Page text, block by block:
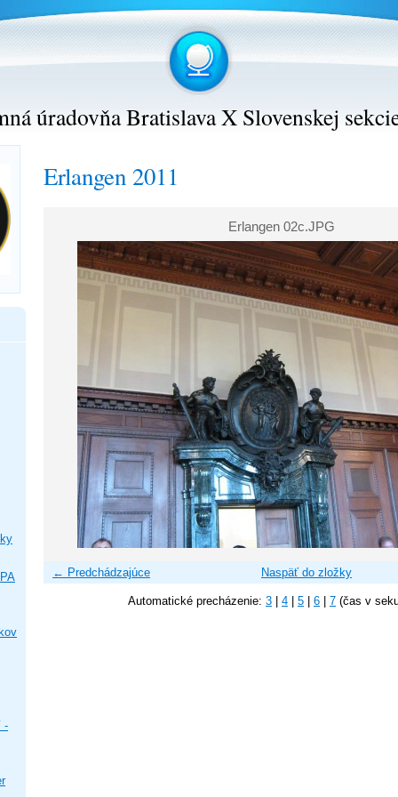
úradovňa Bratislava X Slovenskej
Erlangen 2011
Erlangen 02c.JPG
← Predchádzajúce Naspäť do zložky
Automatické precházenie: 3 4 5 6 7 (čas v
-